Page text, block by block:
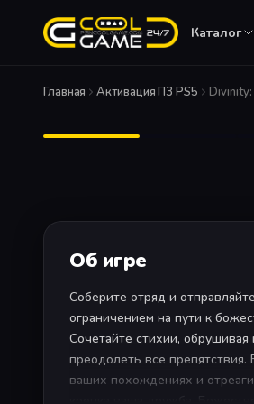
Каталог
Главная Активация П3 PS5
Об игре
Соберите отряд и
ограничением на пути к
Сочетайте стихии,
преодолеть все
ваших похождениях и